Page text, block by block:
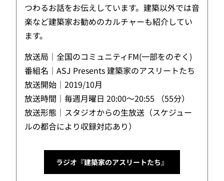
つわるお話をお伝えしています。建築以外では音
楽など建築家お勧めのカルチャーも紹介してい
ます。
放送局｜全国のコミュニティFM(一部をのぞく)
番組名｜ASJ Presents 建築家のアスリートたち
放送開始｜2019/10月
放送時間｜毎週月曜日 20:00～20:55 （55分）
放送形態｜スタジオからの生放送（スケジュー
ルの都合により収録対応あり）
ラジオ『建築家のアスリートたち』